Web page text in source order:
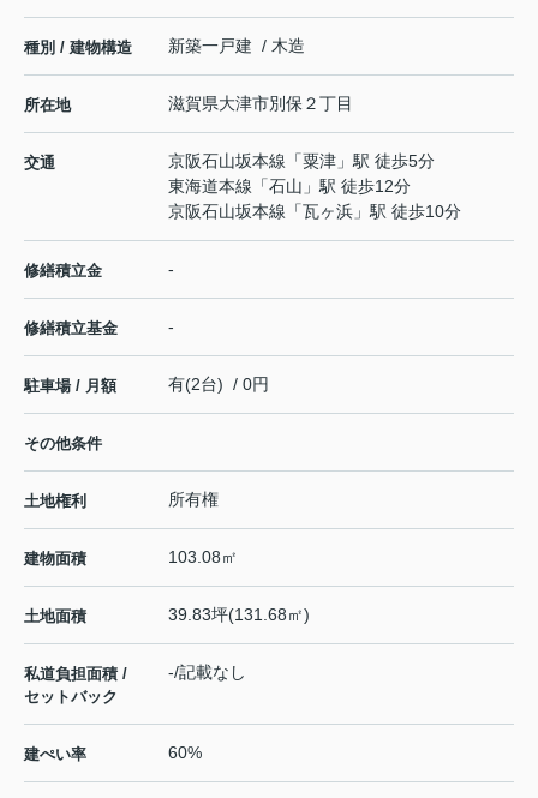
種別 / 建物構造 新築一戸建 / 木造
所在地 滋賀県大津市別保 ２丁目
交通 京阪石山坂本線 「粟津 」駅 徒歩5分
東海道本線 「石山 」駅 徒歩12分
京阪石山坂本線 「瓦ヶ浜 」駅 徒歩10分
修繕積立金 -
修繕積立基金 -
駐車場 / 月額 有(2台) / 0円
その他条件
土地権利 所有権
建物面積 103.08㎡
土地面積 39.83坪(131.68㎡)
私道負担面積 /
セットバック
-/記載なし
建ぺい率 60%